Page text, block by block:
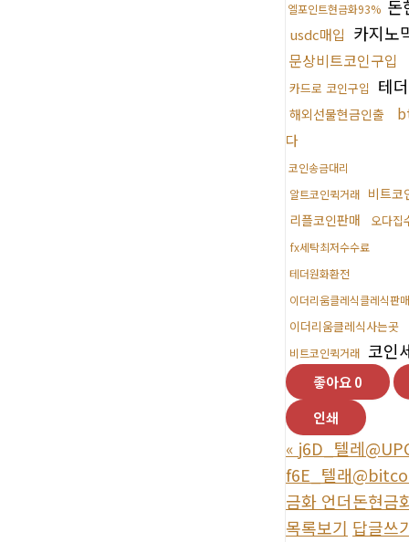
엘포인트현금화93% 돈
usdc매입 카지노
문상비트코인구입
카드로 코인구입 테
해외선물현금인출
다
코인송금대리
알트코인퀵거래 비트코
리플코인판매
오다집
fx세탁최저수수료
테더원화환전
이더리움클레식클레식판매
이더리움클레식사는곳
비트코인퀵거래 코인
좋아요0
인쇄
« j6D_텔레
f6E_텔래
금화 언더돈현금
목록보기 답글쓰